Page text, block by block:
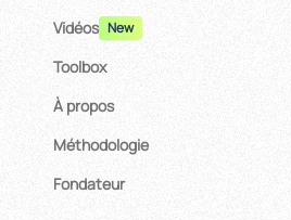
Vidéos New
Toolbox
À propos
Méthodologie
Fondateur